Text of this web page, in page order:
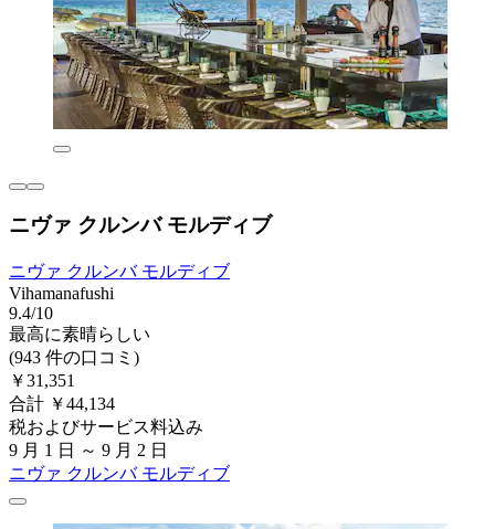
ニヴァ クルンバ モルディブ
ニヴァ クルンバ モルディブ
Vihamanafushi
9.4/10
最高に素晴らしい
(943 件の口コミ)
￥31,351
合計 ￥44,134
税およびサービス料込み
9 月 1 日 ～ 9 月 2 日
ニヴァ クルンバ モルディブ